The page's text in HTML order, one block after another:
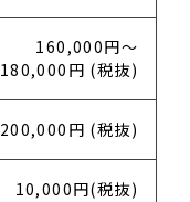
160,000円～
180,000円 (税抜)
200,000円 (税抜)
10,000円(税抜)